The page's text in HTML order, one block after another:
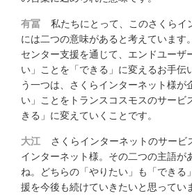
有冨
私たちにとって、このさくらイ
には二つの意味があると考えています
センター支援を通じて、エンドユーザ
い」ことを「できる」に変えるお手伝
う一つは、さくらインターネット様が
い」ことをトランスコスモスのサービ
きる」に変えていくことです。
大江
さくらインターネットのサービ
インターネット様。その二つの主語が
ね。どちらの「やりたい」も「できる
援を今後も続けていきたいと思ってい